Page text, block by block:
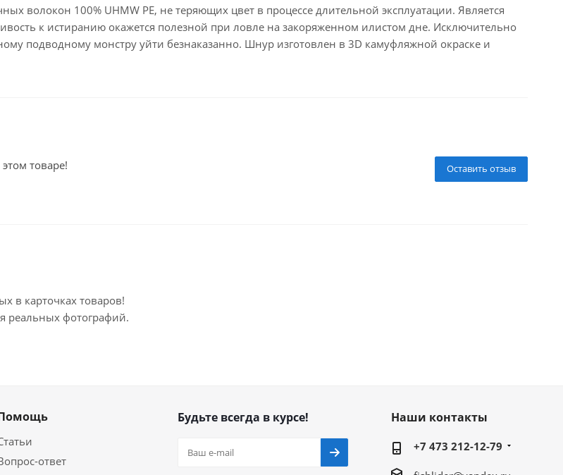
волокон 100% UHMW PE, не теряющих цвет в процессе длительной эксплуатации. Является
к истиранию окажется полезной при ловле на закоряженном илистом дне. Исключительно
подводному монстру уйти безнаказанно. Шнур изготовлен в 3D камуфляжной окраске и
Оставить отзыв
товаре!
в карточках товаров!
реальных фотографий.
ответ
Будьте всегда в курсе! Наши контакты
+7 473 212-12-79